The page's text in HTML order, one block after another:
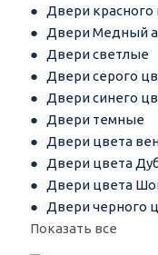
Двери красного
Двери Медный
Двери светлые
Двери серого
Двери синего
Двери темные
Двери цвета
Двери цвета
Двери цвета
Двери черного
Показать все